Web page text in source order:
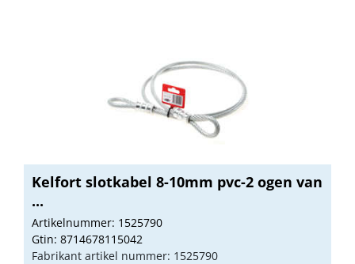
Kelfort slotkabel 8-10mm pvc-2 ogen van
...
Artikelnummer: 1525790
Gtin: 8714678115042
Fabrikant artikel nummer: 1525790